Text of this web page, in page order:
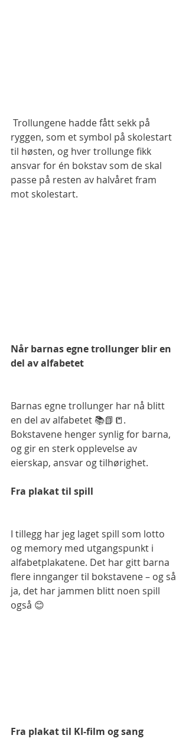
ryggen, som et symbol på skolestart
til høsten, og hver trollunge fikk
ansvar for én bokstav som de skal
passe på resten av halvåret fram
mot skolestart.
Når barnas egne trollunger blir en
del av alfabetet
Barnas egne trollunger har nå blitt
en del av alfabetet 📚📗📒.
Bokstavene henger synlig for barna,
og gir en sterk opplevelse av
eierskap, ansvar og tilhørighet.
Fra plakat til spill
I tillegg har jeg laget spill som lotto
og memory med utgangspunkt i
alfabetplakatene. Det har gitt barna
flere innganger til bokstavene – og så
ja, det har jammen blitt noen spill
også 😊
Fra plakat til KI-film og sang